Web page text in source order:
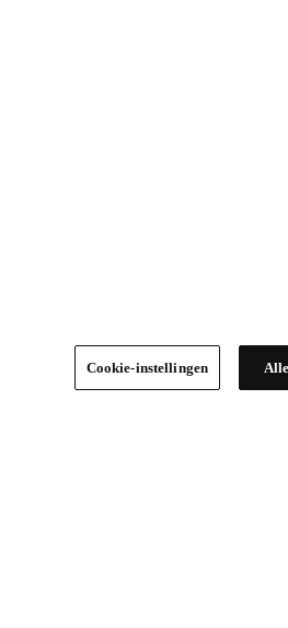
Cookie-instellingen